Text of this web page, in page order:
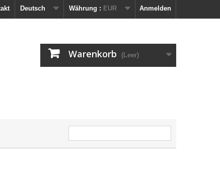
Anmelden
Währung : EUR
Deutsch
Warenkorb (Leer)